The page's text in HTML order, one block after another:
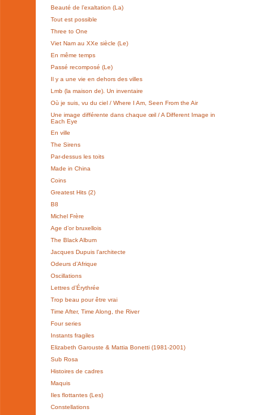
Beauté de l’exaltation (La)
Tout est possible
Three to One
Viet Nam au XXe siècle (Le)
En même temps
Passé recomposé (Le)
Il y a une vie en dehors des villes
Lmb (la maison de). Un inventaire
Où je suis, vu du ciel / Where I Am, Seen From the Air
Une image différente dans chaque œil / A Different Image in
Each Eye
En ville
The Sirens
Par-dessus les toits
Made in China
Coins
Greatest Hits (2)
B8
Michel Frère
Age d’or bruxellois
The Black Album
Jacques Dupuis l’architecte
Odeurs d’Afrique
Oscillations
Lettres d’Érythrée
Trop beau pour être vrai
Time After, Time Along, the River
Four series
Instants fragiles
Elizabeth Garouste & Mattia Bonetti (1981-2001)
Sub Rosa
Histoires de cadres
Maquis
Iles flottantes (Les)
Constellations